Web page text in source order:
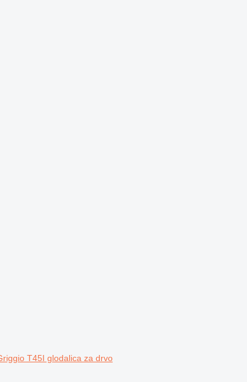
T45I glodalica za drvo